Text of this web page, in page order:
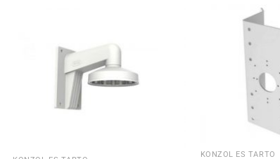
Hozzáadás a
kívánságlistához
KONZOL ÉS TARTÓ